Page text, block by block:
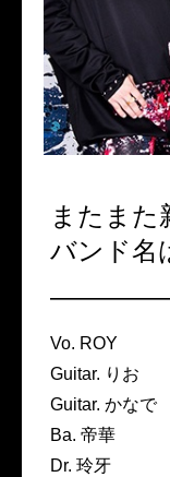
またま
バンド名
Vo. ROY
Guitar. りお
Guitar. かなで
Ba. 帝華
Dr. 玲牙